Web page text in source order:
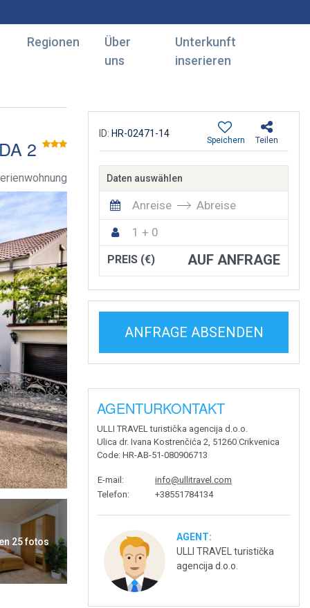
Regionen
Über
uns
Unterkunft
inserieren
2
25 fotos
ID: HR-02471-14
Teilen
Speichern
Daten auswählen
Anreise
Abreise
1 + 0
PREIS (€) AUF ANFRAGE
ANFRAGE ABSENDEN
AGENTURKONTAKT
ULLI TRAVEL turistička agencija d.o.o.
Ulica dr. Ivana Kostrenčića 2, 51260 Crikvenica
Code: HR-AB-51-080906713
E-mail :
info@ullitravel.com
Telefon: +38551784134
AGENT:
ULLI TRAVEL turistička
agencija d.o.o.